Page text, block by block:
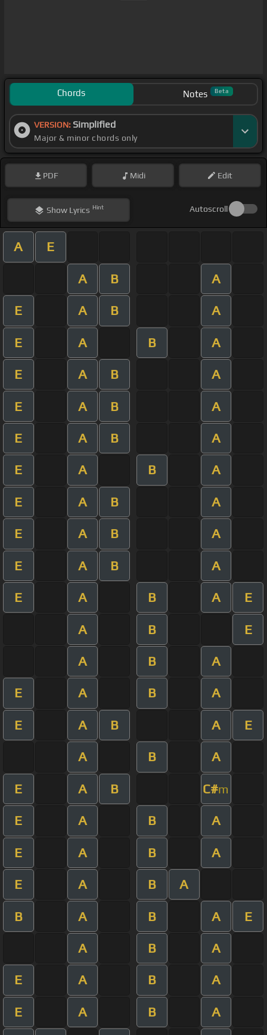
Chords Notes Beta
VERSION: Simplified
Major & minor chords only
PDF Midi Edit
ShowLyrics Hint Autoscroll
A E
A B A
E A B A
E A B A
E A B A
E A B A
E A B A
E A B A
E A B A
E A B A
E A B A
E A B A E
A B E
A B A
E A B A
E A B A E
A B A
E A B C#m
E A B A
E A B A
E A B A
B A B A E
A B A
E A B A
E A B A